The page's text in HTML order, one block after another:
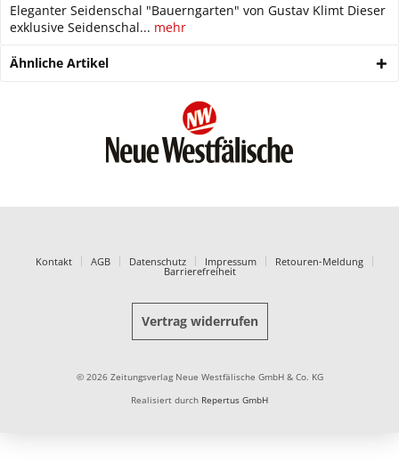
Eleganter Seidenschal "Bauerngarten" von Gustav Klimt Dieser
exklusive Seidenschal... mehr
Ähnliche Artikel
Kontakt AGB Datenschutz Impressum Retouren-Meldung
Barrierefreiheit
Vertrag widerrufen
© 2026 Zeitungsverlag Neue Westfälische GmbH & Co. KG
Realisiert durch Repertus GmbH